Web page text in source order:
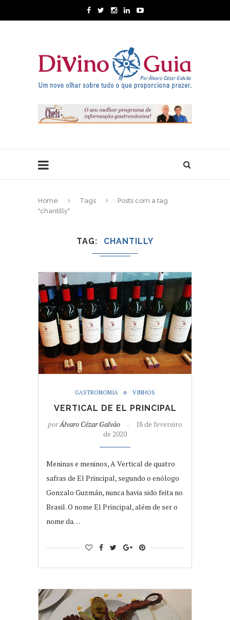
Home Tags
Posts com a tag
"chantilly"
TAG CHANTILLY
GASTRONOMIA VINHOS
VERTICAL DE EL PRINCIPAL
porÁlvaro Cézar Galvão
18 de fevereiro
de 2020
Meninas e meninos, A Vertical de quatro
safras de El Principal, segundo o enólogo
Gonzalo Guzmán, nunca havia sido feita no
Brasil. O nome El Principal, além de ser o
nome da…